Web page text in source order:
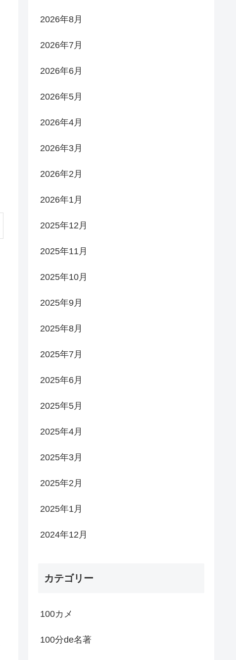
2026年8月
2026年7月
2026年6月
2026年5月
2026年4月
2026年3月
2026年2月
2026年1月
2025年12月
2025年11月
2025年10月
2025年9月
2025年8月
2025年7月
2025年6月
2025年5月
2025年4月
2025年3月
2025年2月
2025年1月
2024年12月
カテゴリー
100カメ
100分de名著